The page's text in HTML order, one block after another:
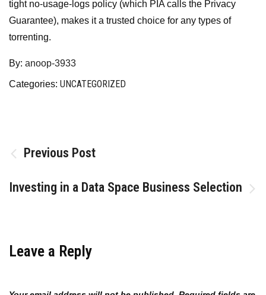
tight no-usage-logs policy (which PIA calls the Privacy
Guarantee), makes it a trusted choice for any types of
torrenting.
By: anoop-3933
Categories: UNCATEGORIZED
Post
navigation
Previous Post
Investing in a Data Space Business Selection
Leave a Reply